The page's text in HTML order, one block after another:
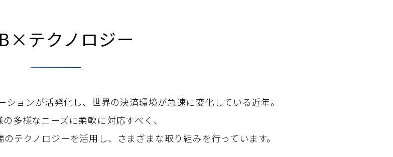
テクノロジー
ョンが活発化し、世界の決済環境が急速に変化している近年。
多様なニーズに柔軟に対応すべく、
テクノロジーを活用し、さまざまな取り組みを行っています。